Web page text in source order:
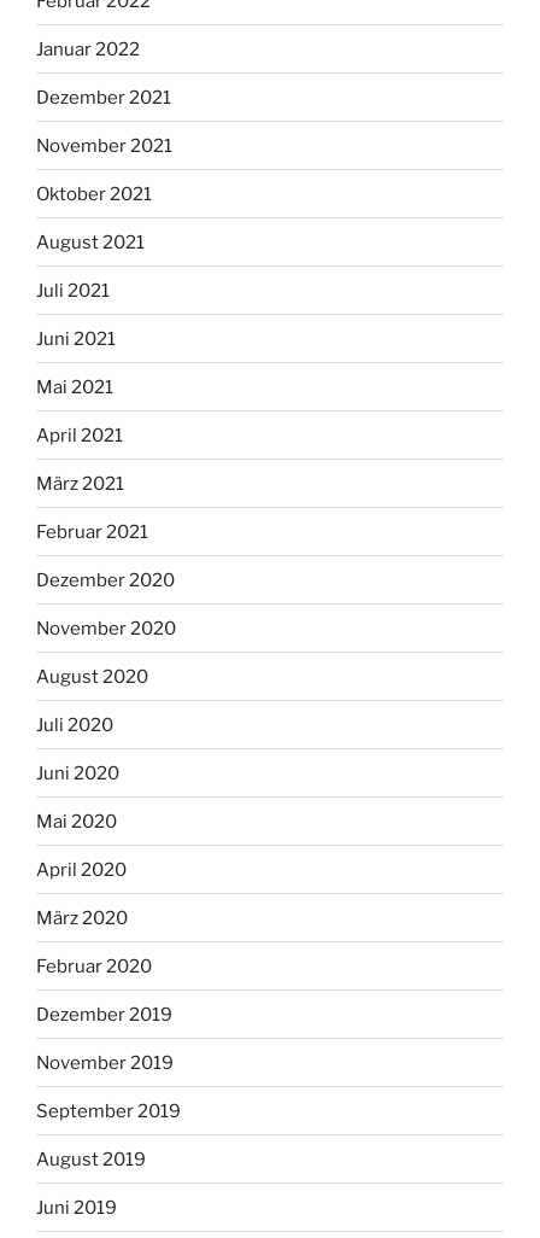
Januar 2022
Dezember 2021
November 2021
Oktober 2021
August 2021
Juli 2021
Juni 2021
Mai 2021
April 2021
März 2021
Februar 2021
Dezember 2020
November 2020
August 2020
Juli 2020
Juni 2020
Mai 2020
April 2020
März 2020
Februar 2020
Dezember 2019
November 2019
September 2019
August 2019
Juni 2019